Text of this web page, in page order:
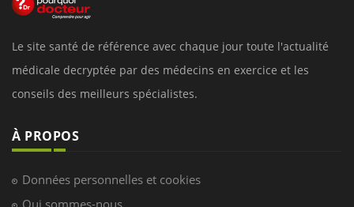
Le site santé de référence avec chaque jour toute l'actualité
médicale decryptée par des médecins en exercice et les
conseils des meilleurs spécialistes.
À PROPOS
Données personnelles et cookies